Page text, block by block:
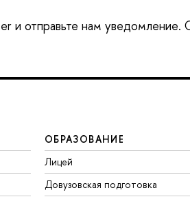
и отправьте нам уведомление.
ОБРАЗОВАНИЕ
Лицей
Довузовская подготовка